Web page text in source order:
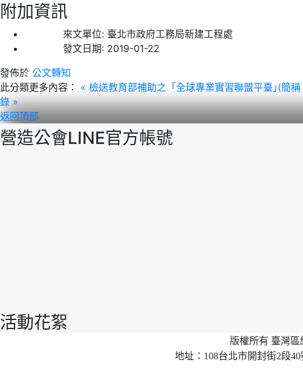
附加資訊
來文單位: 臺北市政府工務局新建工程處
發文日期: 2019-01-22
發佈於 公文轉知
此分類更多內容： « 檢送教育部補助之「全球專業實習聯盟平臺｣(簡
錄 »
返回頂部
營造公會LINE官方帳號
活動花絮
版權所有 臺灣
地址：108台北市開封街2段40